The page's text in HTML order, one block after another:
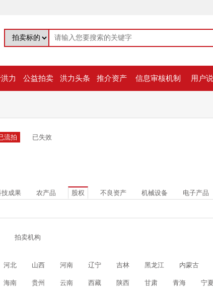
力 公益拍卖 洪力头条 推介资产 信息审核机制 用户
流拍 已失效
技成果 农产品 股权 不良资产 机械设备 电子产品
拍卖机构
河北 山西 河南 辽宁 吉林 黑龙江 内蒙古
海南 贵州 云南 西藏 陕西 甘肃 青海 宁夏